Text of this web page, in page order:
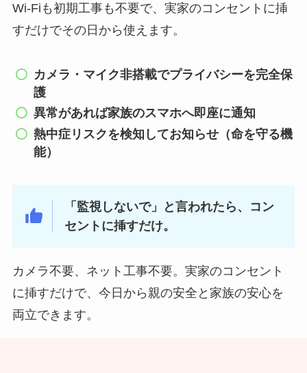
Wi-Fiも初期工事も不要で、実家のコンセントに挿
すだけでその日から使えます。
カメラ・マイク非搭載でプライバシーを完全保
護
異常があれば家族のスマホへ即座に通知
熱中症リスクを検知してお知らせ（命を守る機
能）
「監視しないで」と言われたら、コン
セントに挿すだけ。
カメラ不要、ネット工事不要。実家のコンセント
に挿すだけで、今日から親の安全と家族の安心を
両立できます。